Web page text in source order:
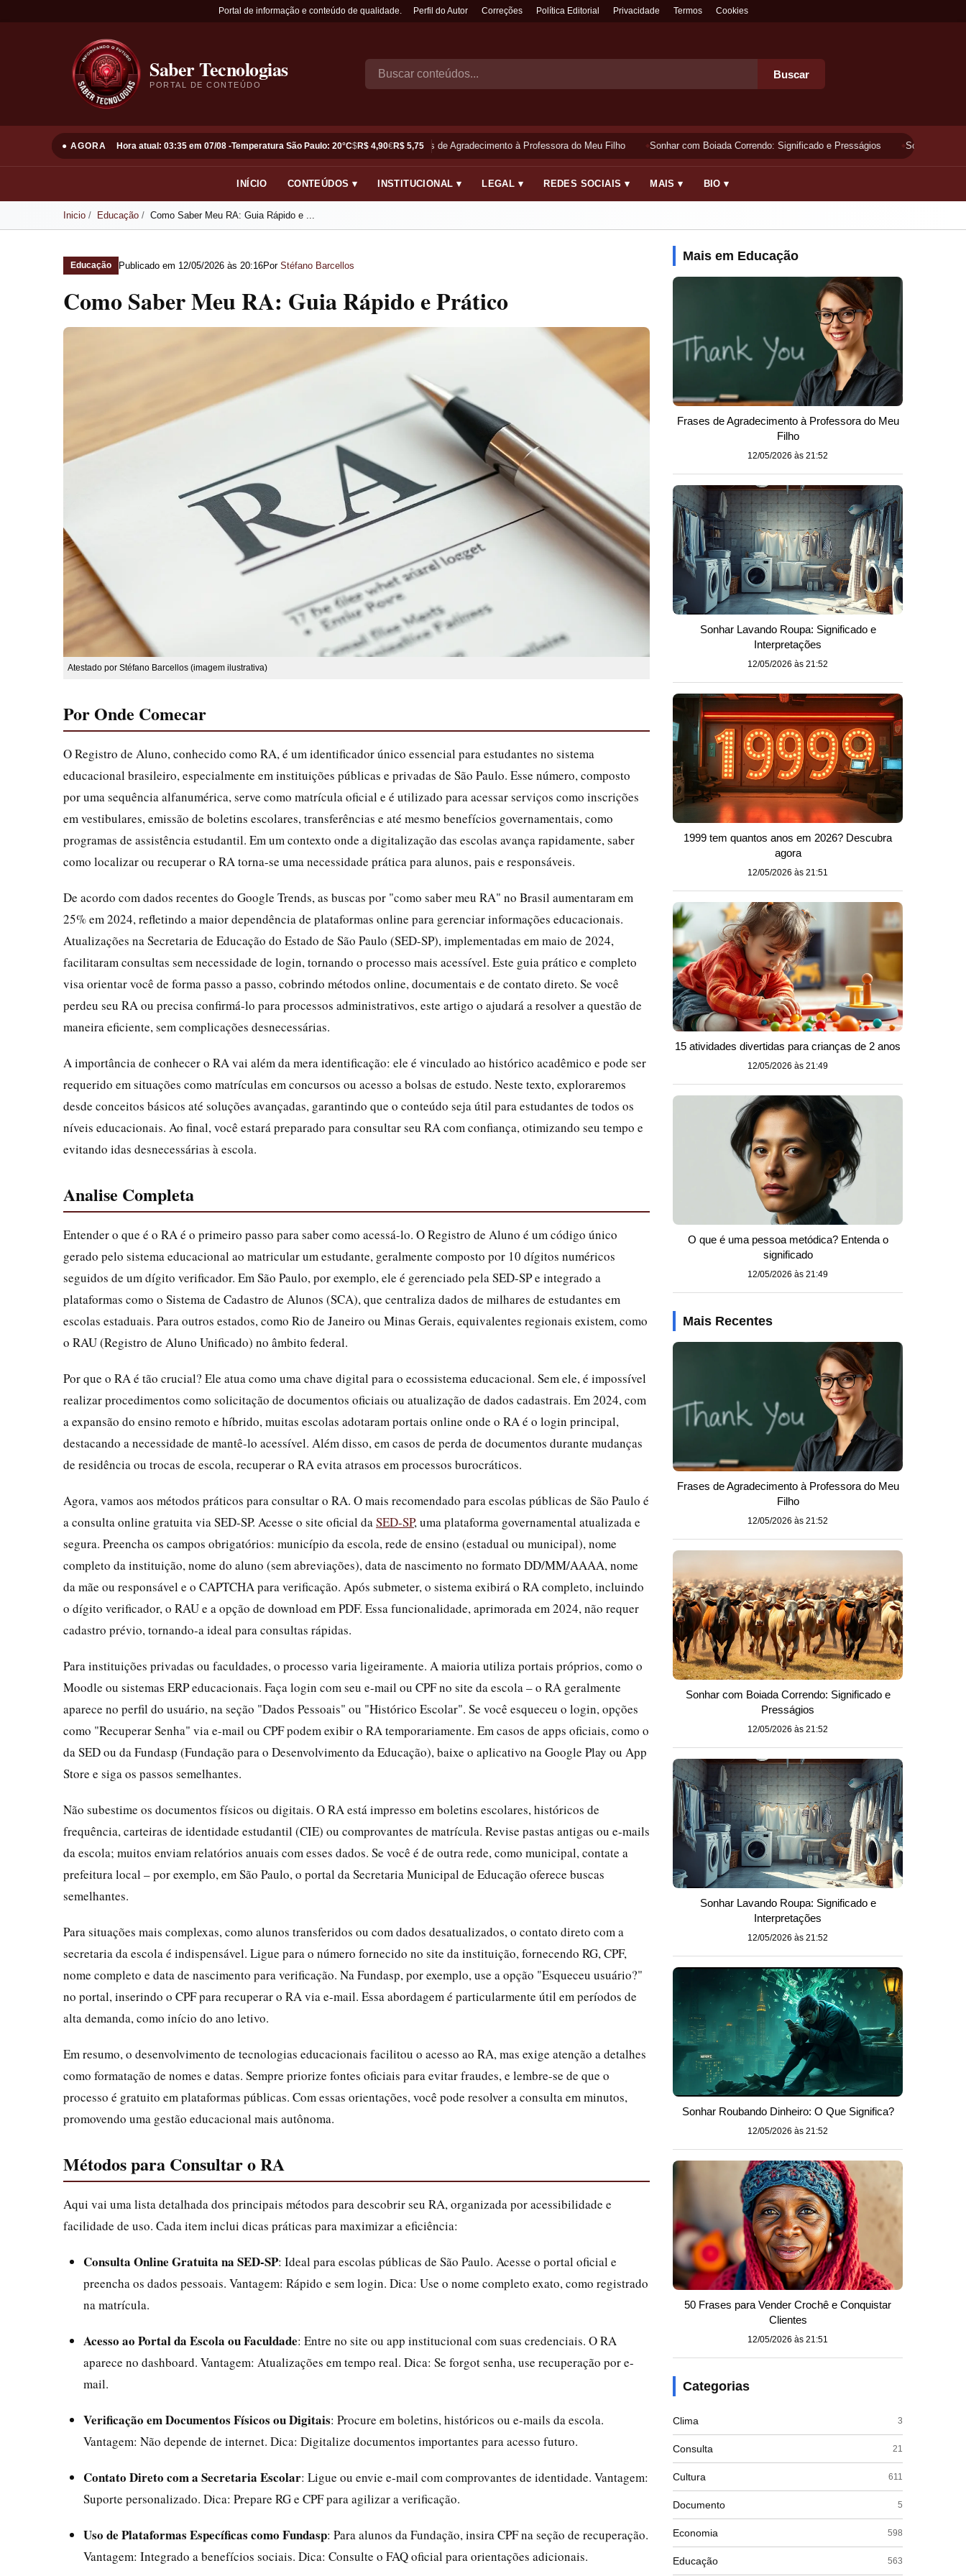
Portal de informação e conteúdo de qualidade. Perfil do Autor Correções Política Editorial Privacidade Termos Cookies
Saber Tecnologias
PORTAL DE CONTEÚDO
Buscar
● AGORA Hora atual: 03:35 em 07/08 -Temperatura São Paulo: 20°C$R$ 4,90€R$ 5,75
Frases de Agradecimento à Professora do Meu Filho Sonhar com Boiada Correndo: Significado e Presságios Sonhar
INÍCIO CONTEÚDOS ▾ INSTITUCIONAL ▾ LEGAL ▾ REDES SOCIAIS ▾ MAIS ▾ BIO ▾
Inicio Educação Como Saber Meu RA: Guia Rápido e ...
Educação Publicado em 12/05/2026 às 20:16Por Stéfano Barcellos
Como Saber Meu RA: Guia Rápido e Prático
Atestado por Stéfano Barcellos (imagem ilustrativa)
Por Onde Comecar
O Registro de Aluno, conhecido como RA, é um identificador único essencial para estudantes no sistema
educacional brasileiro, especialmente em instituições públicas e privadas de São Paulo. Esse número, composto
por uma sequência alfanumérica, serve como matrícula oficial e é utilizado para acessar serviços como inscrições
em vestibulares, emissão de boletins escolares, transferências e até mesmo benefícios governamentais, como
programas de assistência estudantil. Em um contexto onde a digitalização das escolas avança rapidamente, saber
como localizar ou recuperar o RA torna-se uma necessidade prática para alunos, pais e responsáveis.
De acordo com dados recentes do Google Trends, as buscas por "como saber meu RA" no Brasil aumentaram em
25% em 2024, refletindo a maior dependência de plataformas online para gerenciar informações educacionais.
Atualizações na Secretaria de Educação do Estado de São Paulo (SED-SP), implementadas em maio de 2024,
facilitaram consultas sem necessidade de login, tornando o processo mais acessível. Este guia prático e completo
visa orientar você de forma passo a passo, cobrindo métodos online, documentais e de contato direto. Se você
perdeu seu RA ou precisa confirmá-lo para processos administrativos, este artigo o ajudará a resolver a questão de
maneira eficiente, sem complicações desnecessárias.
A importância de conhecer o RA vai além da mera identificação: ele é vinculado ao histórico acadêmico e pode ser
requerido em situações como matrículas em concursos ou acesso a bolsas de estudo. Neste texto, exploraremos
desde conceitos básicos até soluções avançadas, garantindo que o conteúdo seja útil para estudantes de todos os
níveis educacionais. Ao final, você estará preparado para consultar seu RA com confiança, otimizando seu tempo e
evitando idas desnecessárias à escola.
Analise Completa
Entender o que é o RA é o primeiro passo para saber como acessá-lo. O Registro de Aluno é um código único
gerado pelo sistema educacional ao matricular um estudante, geralmente composto por 10 dígitos numéricos
seguidos de um dígito verificador. Em São Paulo, por exemplo, ele é gerenciado pela SED-SP e integrado a
plataformas como o Sistema de Cadastro de Alunos (SCA), que centraliza dados de milhares de estudantes em
escolas estaduais. Para outros estados, como Rio de Janeiro ou Minas Gerais, equivalentes regionais existem, como
o RAU (Registro de Aluno Unificado) no âmbito federal.
Por que o RA é tão crucial? Ele atua como uma chave digital para o ecossistema educacional. Sem ele, é impossível
realizar procedimentos como solicitação de documentos oficiais ou atualização de dados cadastrais. Em 2024, com
a expansão do ensino remoto e híbrido, muitas escolas adotaram portais online onde o RA é o login principal,
destacando a necessidade de mantê-lo acessível. Além disso, em casos de perda de documentos durante mudanças
de residência ou trocas de escola, recuperar o RA evita atrasos em processos burocráticos.
Agora, vamos aos métodos práticos para consultar o RA. O mais recomendado para escolas públicas de São Paulo é
a consulta online gratuita via SED-SP. Acesse o site oficial daSED-SP, uma plataforma governamental atualizada e
segura. Preencha os campos obrigatórios: município da escola, rede de ensino (estadual ou municipal), nome
completo da instituição, nome do aluno (sem abreviações), data de nascimento no formato DD/MM/AAAA, nome
da mãe ou responsável e o CAPTCHA para verificação. Após submeter, o sistema exibirá o RA completo, incluindo
o dígito verificador, o RAU e a opção de download em PDF. Essa funcionalidade, aprimorada em 2024, não requer
cadastro prévio, tornando-a ideal para consultas rápidas.
Para instituições privadas ou faculdades, o processo varia ligeiramente. A maioria utiliza portais próprios, como o
Moodle ou sistemas ERP educacionais. Faça login com seu e-mail ou CPF no site da escola – o RA geralmente
aparece no perfil do usuário, na seção "Dados Pessoais" ou "Histórico Escolar". Se você esqueceu o login, opções
como "Recuperar Senha" via e-mail ou CPF podem exibir o RA temporariamente. Em casos de apps oficiais, como o
da SED ou da Fundasp (Fundação para o Desenvolvimento da Educação), baixe o aplicativo na Google Play ou App
Store e siga os passos semelhantes.
Não subestime os documentos físicos ou digitais. O RA está impresso em boletins escolares, históricos de
frequência, carteiras de identidade estudantil (CIE) ou comprovantes de matrícula. Revise pastas antigas ou e-mails
da escola; muitos enviam relatórios anuais com esses dados. Se você é de outra rede, como municipal, contate a
prefeitura local – por exemplo, em São Paulo, o portal da Secretaria Municipal de Educação oferece buscas
semelhantes.
Para situações mais complexas, como alunos transferidos ou com dados desatualizados, o contato direto com a
secretaria da escola é indispensável. Ligue para o número fornecido no site da instituição, fornecendo RG, CPF,
nome completo e data de nascimento para verificação. Na Fundasp, por exemplo, use a opção "Esqueceu usuário?"
no portal, inserindo o CPF para recuperar o RA via e-mail. Essa abordagem é particularmente útil em períodos de
alta demanda, como início do ano letivo.
Em resumo, o desenvolvimento de tecnologias educacionais facilitou o acesso ao RA, mas exige atenção a detalhes
como formatação de nomes e datas. Sempre priorize fontes oficiais para evitar fraudes, e lembre-se de que o
processo é gratuito em plataformas públicas. Com essas orientações, você pode resolver a consulta em minutos,
promovendo uma gestão educacional mais autônoma.
Métodos para Consultar o RA
Aqui vai uma lista detalhada dos principais métodos para descobrir seu RA, organizada por acessibilidade e
facilidade de uso. Cada item inclui dicas práticas para maximizar a eficiência:
Consulta Online Gratuita na SED-SP: Ideal para escolas públicas de São Paulo. Acesse o portal oficial e
preencha os dados pessoais. Vantagem: Rápido e sem login. Dica: Use o nome completo exato, como registrado
na matrícula.
Acesso ao Portal da Escola ou Faculdade: Entre no site ou app institucional com suas credenciais. O RA
aparece no dashboard. Vantagem: Atualizações em tempo real. Dica: Se forgot senha, use recuperação por e-
mail.
Verificação em Documentos Físicos ou Digitais: Procure em boletins, históricos ou e-mails da escola.
Vantagem: Não depende de internet. Dica: Digitalize documentos importantes para acesso futuro.
Contato Direto com a Secretaria Escolar: Ligue ou envie e-mail com comprovantes de identidade. Vantagem:
Suporte personalizado. Dica: Prepare RG e CPF para agilizar a verificação.
Uso de Plataformas Específicas como Fundasp: Para alunos da Fundação, insira CPF na seção de recuperação.
Vantagem: Integrado a benefícios sociais. Dica: Consulte o FAQ oficial para orientações adicionais.
Mais em Educação
Frases de Agradecimento à Professora do Meu
Filho
12/05/2026 às 21:52
Sonhar Lavando Roupa: Significado e
Interpretações
12/05/2026 às 21:52
1999 tem quantos anos em 2026? Descubra
agora
12/05/2026 às 21:51
15 atividades divertidas para crianças de 2 anos
12/05/2026 às 21:49
O que é uma pessoa metódica? Entenda o
significado
12/05/2026 às 21:49
Mais Recentes
Frases de Agradecimento à Professora do Meu
Filho
12/05/2026 às 21:52
Sonhar com Boiada Correndo: Significado e
Presságios
12/05/2026 às 21:52
Sonhar Lavando Roupa: Significado e
Interpretações
12/05/2026 às 21:52
Sonhar Roubando Dinheiro: O Que Significa?
12/05/2026 às 21:52
50 Frases para Vender Crochê e Conquistar
Clientes
12/05/2026 às 21:51
Categorias
Clima 3
Consulta 21
Cultura 611
Documento 5
Economia 598
Educação 563